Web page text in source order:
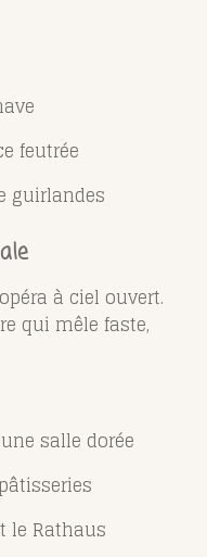
feutrée
guirlandes
à ciel ouvert.
qui mêle faste,
salle dorée
le Rathaus